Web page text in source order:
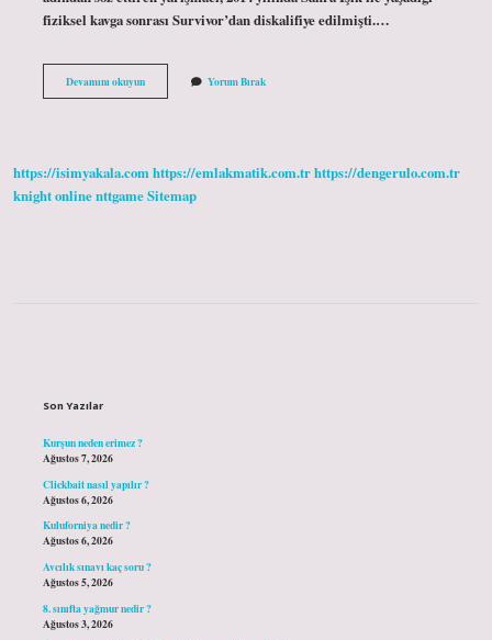
fiziksel kavga sonrası Survivor’dan diskalifiye edilmişti.…
Devamını okuyunSurvivor
Asena
Yorum Bırak
https://isimyakala.comhttps://emlakmatik.com.trhttps://dengerulo.com.tr
knight onlinenttgameSitemap
Son Yazılar
Kurşun neden erimez ?
Ağustos 7, 2026
Clickbait nasıl yapılır ?
Ağustos 6, 2026
Kuluforniya nedir ?
Ağustos 6, 2026
Avcılık sınavı kaç soru ?
Ağustos 5, 2026
8. sınıfta yağmur nedir ?
Ağustos 3, 2026